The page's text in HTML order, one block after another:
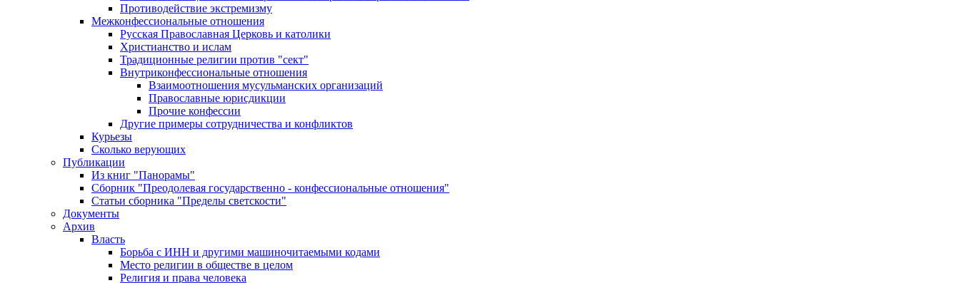
Противодействие экстремизму
Межконфессиональные отношения
Русская Православная Церковь и католики
Христианство и ислам
Традиционные религии против "сект"
Внутриконфессиональные отношения
Взаимоотношения мусульманских организаций
Православные юрисдикции
Прочие конфессии
Другие примеры сотрудничества и конфликтов
Курьезы
Сколько верующих
Публикации
Из книг "Панорамы"
Сборник "Преодолевая государственно - конфессиональные отношения"
Статьи сборника "Пределы светскости"
Документы
Архив
Власть
Борьба с ИНН и другими машиночитаемыми кодами
Место религии в обществе в целом
Религия и права человека